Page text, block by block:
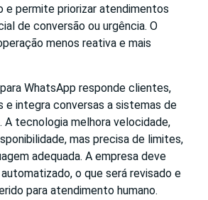
e permite priorizar atendimentos
de conversão ou urgência. O
menos reativa e mais
WhatsApp responde clientes,
e integra conversas a sistemas de
A tecnologia melhora velocidade,
mas precisa de limites,
adequada. A empresa deve
o que será revisado e
para atendimento humano.